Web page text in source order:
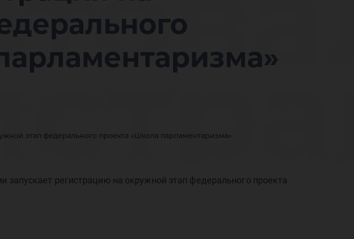
этап федерального проекта «Школа парламентаризма»
регистрацию на окружной этап федерального проекта